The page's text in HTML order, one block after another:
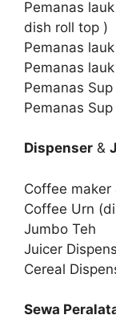
Pemanas
dish roll top )
Pemanas
Pemanas
Pemanas
Pemanas
Dispenser &
Coffee maker
Coffee Urn
Jumbo Teh
Juicer
Cereal
Sewa